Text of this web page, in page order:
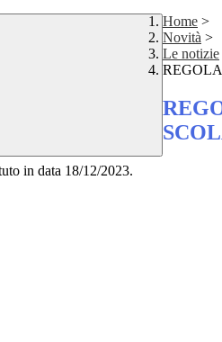
Home >
Novità >
Le notizie
in data 18/12/2023.